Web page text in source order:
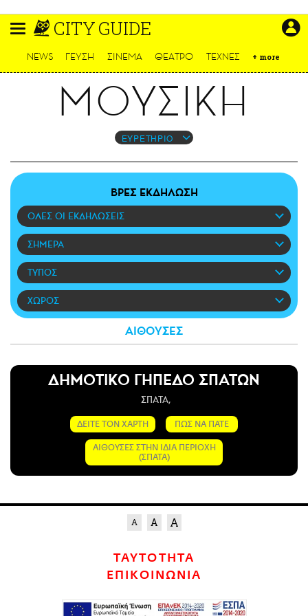
περιεχόμενο
CITY GUIDE
LIFO SHOP
NEWSLETTER
ΜΙΚΡΟΠΡΑΓΜΑΤΑ
THE GOOD LIFO
LIFOLAND
CITY GUIDE
ΕΙΔΗΣΕΙΣ
CULTURE
ΑΠΟΨΕΙΣ
ΤΡΟΠΟΣ ΖΩΗΣ
NEWS ΓΕΥΣΗ ΣΙΝΕΜΑ ΘΕΑΤΡΟ ΤΕΧΝΕΣ + more
ΜΟΥΣΙΚΗ
ΕΥΡΕΤΗΡΙΟ
ΒΡΕΣ ΕΚΔΗΛΩΣΗ
ΟΛΕΣ ΟΙ ΕΚΔΗΛΩΣΕΙΣ
ΣΗΜΕΡΑ
ΤΥΠΟΣ
ΧΩΡΟΣ
ΑΙΘΟΥΣΕΣ
ΔΗΜΟΤΙΚΟ ΓΗΠΕΔΟ ΣΠΑΤΩΝ
ΣΠΑΤΑ,
ΔΕΙΤΕ ΤΟΝ ΧΑΡΤΗ ΠΩΣ ΝΑ ΠΑΤΕ
ΑΙΘΟΥΣΕΣ ΣΤΗΝ ΙΔΙΑ ΠΕΡΙΟΧΗ
(ΣΠΑΤΑ)
ΤΑΥΤΟΤΗΤΑ
ΕΠΙΚΟΙΝΩΝΙΑ